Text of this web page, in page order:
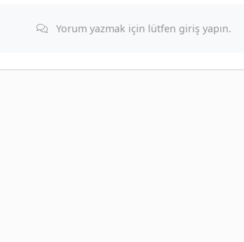
Yorum yazmak için lütfen giriş yapın.